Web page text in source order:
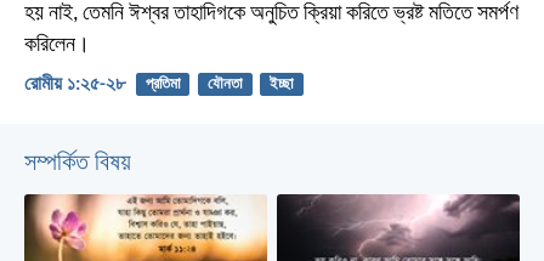
হয় নাই, তেমনি ঈশ্বর তাহাদিগকে অনুচিত ক্রিয়া করিতে ভ্রষ্ট মতিতে সমর্পণ
করিলেন।
রোমীয় ১:২৫-২৮ প্রতিমা যৌনতা ইচ্ছা
সম্পর্কিত বিষয়